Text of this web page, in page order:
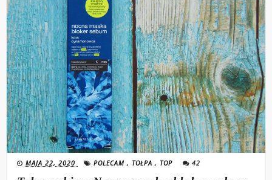
MAJA 22, 2020 POLECAM, TOŁPA, TOP 42